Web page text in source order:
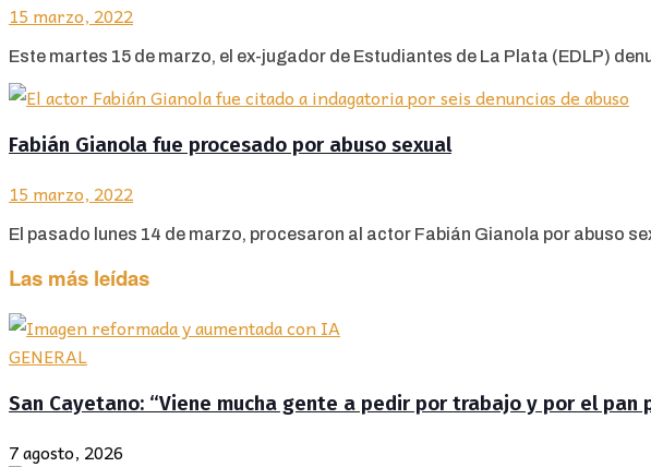
15 marzo, 2022
Este martes 15 de marzo, el ex-jugador de Estudiantes de La Plata (EDLP)
Fabián Gianola fue procesado por abuso sexual
15 marzo, 2022
El pasado lunes 14 de marzo, procesaron al actor Fabián Gianola por abuso
Las más leídas
GENERAL
San Cayetano: “Viene mucha gente a pedir por trabajo y por el pan
7 agosto, 2026